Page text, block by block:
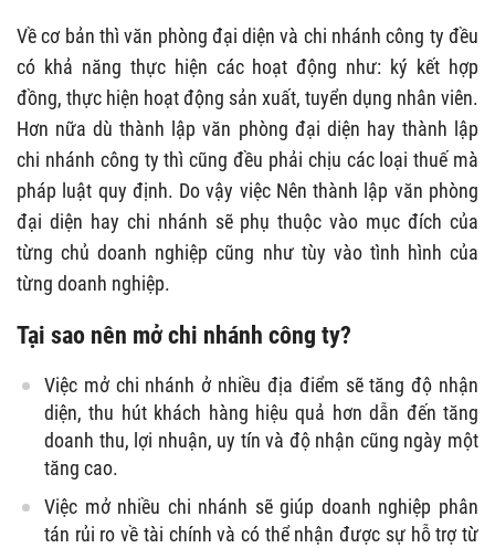
Về cơ bản thì văn phòng đại diện và chi nhánh công ty đều
có khả năng thực hiện các hoạt động như: ký kết hợp
đồng, thực hiện hoạt động sản xuất, tuyển dụng nhân viên.
Hơn nữa dù thành lập văn phòng đại diện hay thành lập
chi nhánh công ty thì cũng đều phải chịu các loại thuế mà
pháp luật quy định. Do vậy việc Nên thành lập văn phòng
đại diện hay chi nhánh sẽ phụ thuộc vào mục đích của
từng chủ doanh nghiệp cũng như tùy vào tình hình của
từng doanh nghiệp.
Tại sao nên mở chi nhánh công ty?
Việc mở chi nhánh ở nhiều địa điểm sẽ tăng độ nhận
diện, thu hút khách hàng hiệu quả hơn dẫn đến tăng
doanh thu, lợi nhuận, uy tín và độ nhận cũng ngày một
tăng cao.
Việc mở nhiều chi nhánh sẽ giúp doanh nghiệp phân
tán rủi ro về tài chính và có thể nhận được sự hỗ trợ từ